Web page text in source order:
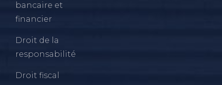
bancaire et
financier
Droit de la
responsabilité
Droit fiscal